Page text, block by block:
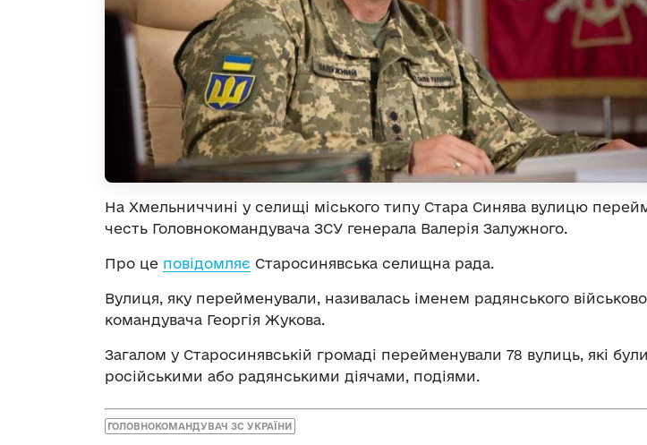
На Хмельниччині у селищі міського типу Стара Синява вулицю
честь Головнокомандувача ЗСУ генерала Валерія Залужного.
Про це повідомляє Старосинявська селищна рада.
Вулиця, яку перейменували, називалась іменем радянського
командувача Георгія Жукова.
Загалом у Старосинявській громаді перейменували 78 вулиць, які були
російськими або радянськими діячами, подіями.
ГОЛОВНОКОМАНДУВАЧ ЗС УКРАЇНИ